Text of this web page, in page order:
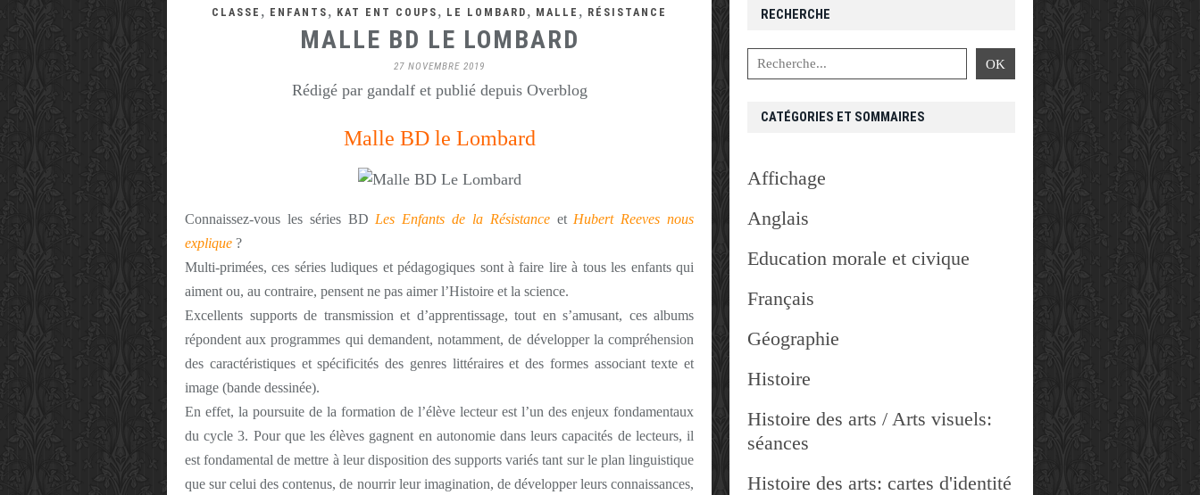
CLASSE , ENFANTS , KAT ENT COUPS , LE LOMBARD , MALLE , RÉSISTANCE
MALLE BD LE LOMBARD
27 NOVEMBRE 2019
Rédigé par gandalf et publié depuis Overblog
Malle BD le Lombard
Connaissez-vous les séries BD Les Enfants de la Résistanceet Hubert Reeves nous
explique ?
Multi-primées, ces séries ludiques et pédagogiques sont à faire lire à tous les enfants qui
aiment ou, au contraire, pensent ne pas aimer l’Histoire et la science.
Excellents supports de transmission et d’apprentissage, tout en s’amusant, ces albums
répondent aux programmes qui demandent, notamment, de développer la compréhension
des caractéristiques et spécificités des genres littéraires et des formes associant texte et
image (bande dessinée).
En effet, la poursuite de la formation de l’élève lecteur est l’un des enjeux fondamentaux
du cycle 3. Pour que les élèves gagnent en autonomie dans leurs capacités de lecteurs, il
est fondamental de mettre à leur disposition des supports variés tant sur le plan linguistique
que sur celui des contenus, de nourrir leur imagination, de développer leurs connaissances,
RECHERCHE
CATÉGORIES ET SOMMAIRES
Affichage
Anglais
Education morale et civique
Français
Géographie
Histoire
Histoire des arts / Arts visuels:
séances
Histoire des arts: cartes d'identité